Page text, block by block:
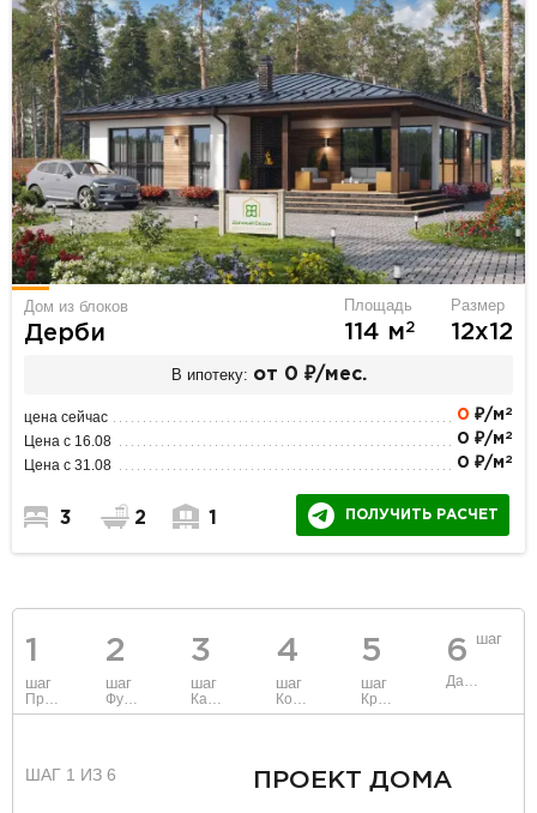
Дом из блоков
Дерби
Площадь
114 м2
Размер
12х12
В ипотеку: от 0 ₽/мес.
цена сейчас 0 ₽/м 2
Цена с 16.08 0 ₽/м 2
Цена с 31.08 0 ₽/м 2
3 2 1 ПОЛУЧИТЬ РАСЧЕТ
1
шаг
Проект
2
шаг
Фундамент
3
шаг
Каркас и стены
4
шаг
Коммуникации
5
шаг
Крыша
6 шаг
Данные
ШАГ 1 ИЗ 6 ПРОЕКТ ДОМА